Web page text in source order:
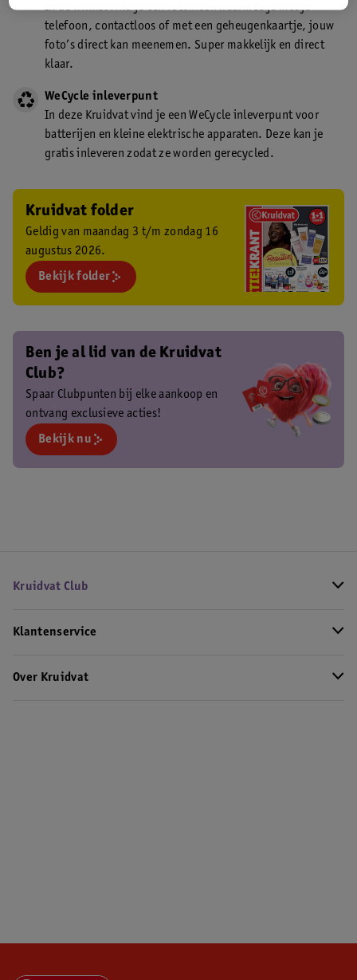
In de winkel vind je een fotokiosk waarmee je met je
telefoon, contactloos of met een geheugenkaartje, jouw
foto’s direct kan meenemen. Super makkelijk en direct
klaar.
WeCycle inleverpunt
In deze Kruidvat vind je een WeCycle inleverpunt voor
batterijen en kleine elektrische apparaten. Deze kan je
gratis inleveren zodat ze worden gerecycled.
Kruidvat folder
Geldig van maandag 3 t/m zondag 16
augustus 2026.
Bekijk folder
Ben je al lid van de Kruidvat
Club?
Spaar Clubpunten bij elke aankoop en
ontvang exclusieve acties!
Bekijk nu
Kruidvat Club
Klantenservice
Over Kruidvat